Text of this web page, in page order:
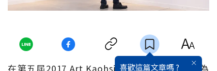
喜歡這篇文章嗎 ?
在第五屆2017 Art Kaohsiung高雄藝術博覽會為